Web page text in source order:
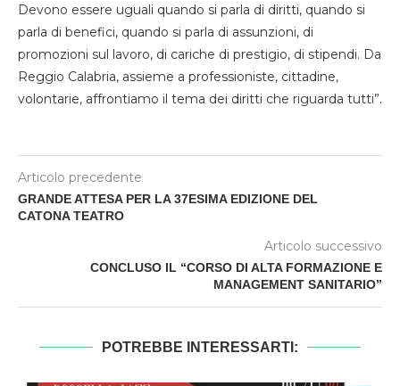
Devono essere uguali quando si parla di diritti, quando si
parla di benefici, quando si parla di assunzioni, di
promozioni sul lavoro, di cariche di prestigio, di stipendi. Da
Reggio Calabria, assieme a professioniste, cittadine,
volontarie, affrontiamo il tema dei diritti che riguarda tutti”.
Articolo precedente
GRANDE ATTESA PER LA 37ESIMA EDIZIONE DEL
CATONA TEATRO
Articolo successivo
CONCLUSO IL “CORSO DI ALTA FORMAZIONE E
MANAGEMENT SANITARIO”
POTREBBE INTERESSARTI: